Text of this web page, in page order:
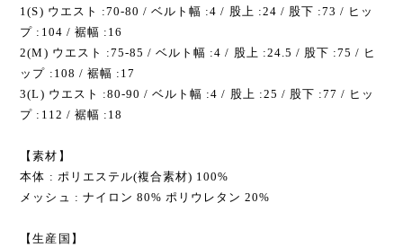
1(S) ウエスト :70-80 / ベルト幅 :4 / 股上 :24 / 股下 :73 / ヒッ
プ :104 / 裾幅 :16
2(M) ウエスト :75-85 / ベルト幅 :4 / 股上 :24.5 / 股下 :75 / ヒ
ップ :108 / 裾幅 :17
3(L) ウエスト :80-90 / ベルト幅 :4 / 股上 :25 / 股下 :77 / ヒッ
プ :112 / 裾幅 :18
【素材】
本体 : ポリエステル(複合素材) 100%
メッシュ : ナイロン 80% ポリウレタン 20%
【生産国】